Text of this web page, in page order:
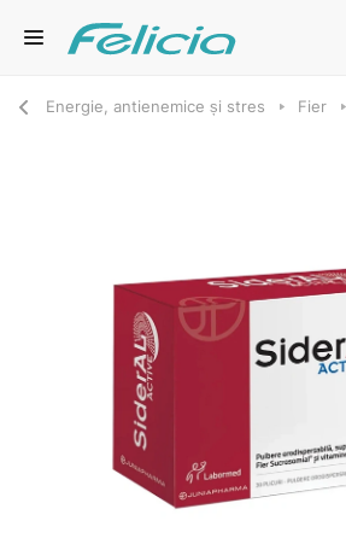
Energie, antienemice și stres Fier